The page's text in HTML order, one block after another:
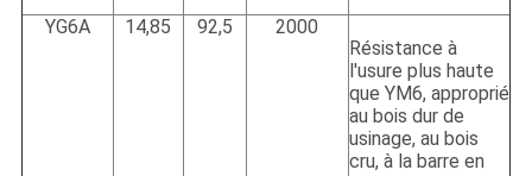
YG6A
14,85 92,5
2000
Résistance à
l'usure plus haute
que YM6, approprié
au bois dur de
usinage, au bois
cru, à la barre en